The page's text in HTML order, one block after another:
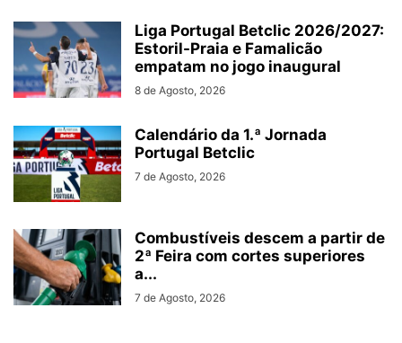
Liga Portugal Betclic 2026/2027:
Estoril-Praia e Famalicão
empatam no jogo inaugural
8 de Agosto, 2026
Calendário da 1.ª Jornada
Portugal Betclic
7 de Agosto, 2026
Combustíveis descem a partir de
2ª Feira com cortes superiores
a...
7 de Agosto, 2026